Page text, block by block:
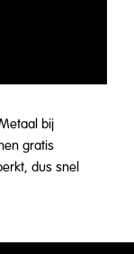
bij
gratis
dus snel